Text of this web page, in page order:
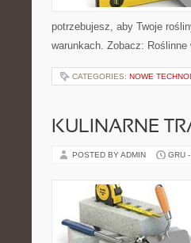
potrzebujesz, aby Twoje
warunkach. Zobacz:
CATEGORIES: NOWE
KULINARNE
POSTED BY ADMIN GRU